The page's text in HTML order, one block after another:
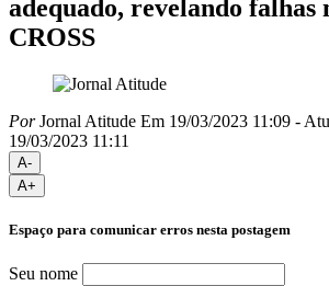
adequado, revelando falhas
CROSS
PorJornal Atitude Em 19/03/2023 11:09 -
19/03/2023 11:11
A-
A+
Espaço para comunicar erros nesta postagem
Seu nome